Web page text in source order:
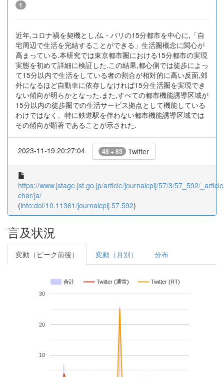
1
近年,コロナ禍を契機とし,仏・パリの15分都市を中心に,「自
宅周辺で生活を完結することができる」生活圏概念に関心が
高まっている.本研究では東京都市圏における15分都市の実現
実態を初めて詳細に検証した.この結果,都心側では徒歩によっ
て15分以内で生活をしている者の割合が相対的に高い反面,郊
外になるほど自動車に依存しなければ15分生活圏を実現でき
ない傾向が明らかとなった.また,すべての都市機能誘導区域が
15分以内の徒歩圏での生活サービス拠点として機能している
わけではなく、特に鉄道駅を伴わない都市機能誘導区域では
その傾向が顕著であることが示された.
2023-11-19 20:27:04 48 + 83 Twitter
https://www.jstage.jst.go.jp/article/journalcpij/57/3/57_592/
char/ja/
(info:doi/10.11361/journalcpij.57.592)
言及状況
変動（ピーク前後） 変動（月別） 分布
合計 Twitter (通常) Twitter (RT)
10
20
30